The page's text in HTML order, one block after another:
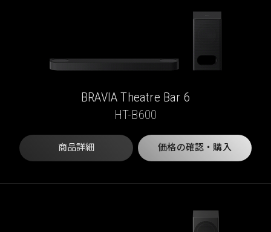
BRAVIA Theatre Bar 6
HT-B600
商品詳細 価格の確認・購入